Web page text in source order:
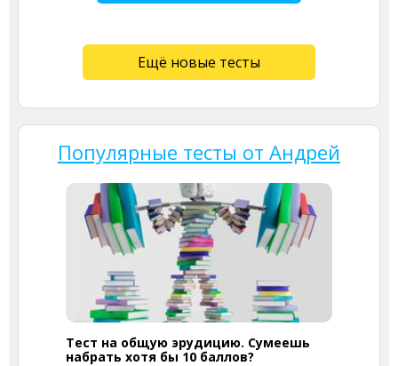
Ещё новые тесты
Популярные тесты от Андрей
Тест на общую эрудицию. Сумеешь
набрать хотя бы 10 баллов?